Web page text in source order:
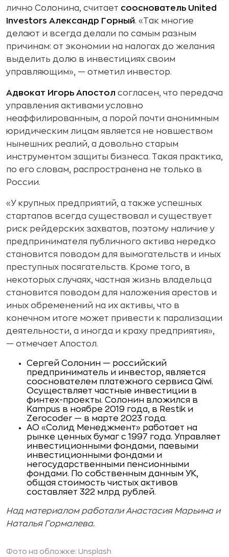
лично Солонина, считает сооснователь United
Investors Александр Горный. «Так многие
делают и всегда делали по самым разным
причинам: от экономии на налогах до желания
выделить долю в инвестициях своим
управляющим», — отметил инвестор.
Адвокат Игорь Апостол согласен, что передача
управления активами условно
неаффилированным, а порой почти анонимным
юридическим лицам является не новшеством
нынешних реалий, а довольно старым
инструментом защиты бизнеса. Такая практика,
по его словам, распространена не только в
России.
«У крупных предприятий, а также успешных
стартапов всегда существовал и существует
риск рейдерских захватов, поэтому наличие у
предпринимателя публичного актива нередко
становится поводом для вымогательств и иных
преступных посягательств. Кроме того, в
некоторых случаях, частная жизнь владельца
становится поводом для наложения арестов и
иных обременений на их активы, что в
конечном итоге может привести к парализации
деятельности, а иногда и краху предприятия»,
— отмечает Апостол.
Сергей Солонин — российский
предприниматель и инвестор, является
сооснователем платежного сервиса Qiwi.
Осуществляет частные инвестиции в
финтех-проекты. Солонин вложился в
Kampus в ноябре 2019 года, в Restik и
Zerocoder — в марте 2023 года.
АО «Солид Менеджмент» работает на
рынке ценных бумаг с 1997 года. Управляет
инвестиционными фондами, паевыми
инвестиционными фондами и
негосударственными пенсионными
фондами. По собственным данным УК,
общая стоимость чистых активов
составляет 322 млрд рублей.
Над материалом работали Анастасия Марьина и
Наталья Гормалева.
Фото на обложке: Unsplash